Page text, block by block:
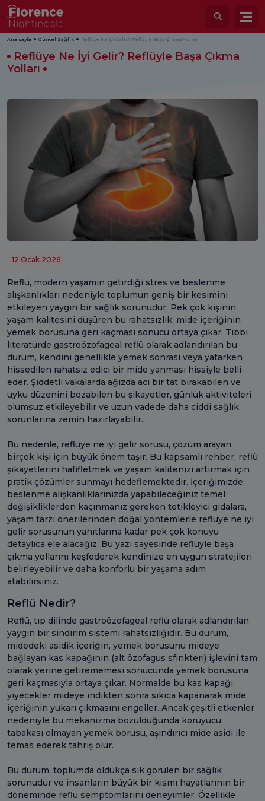
Ana sayfa Güncel Sağlık Reflüye Ne İyi Gelir? Reflüyle Başa Çıkma Yolları
Reflüye Ne İyi Gelir? Reflüyle Başa Çıkma
Yolları
12 Ocak 2026
Reflü, modern yaşamın getirdiği stres ve beslenme
alışkanlıkları nedeniyle toplumun geniş bir kesimini
etkileyen yaygın bir sağlık sorunudur. Pek çok kişinin
yaşam kalitesini düşüren bu rahatsızlık, mide içeriğinin
yemek borusuna geri kaçması sonucu ortaya çıkar. Tıbbi
literatürde gastroözofageal reflü olarak adlandırılan bu
durum, kendini genellikle yemek sonrası veya yatarken
hissedilen rahatsız edici bir mide yanması hissiyle belli
eder. Şiddetli vakalarda ağızda acı bir tat bırakabilen ve
uyku düzenini bozabilen bu şikayetler, günlük aktiviteleri
olumsuz etkileyebilir ve uzun vadede daha ciddi sağlık
sorunlarına zemin hazırlayabilir.
Bu nedenle, reflüye ne iyi gelir sorusu, çözüm arayan
birçok kişi için büyük önem taşır. Bu kapsamlı rehber, reflü
şikayetlerini hafifletmek ve yaşam kalitenizi artırmak için
pratik çözümler sunmayı hedeflemektedir. İçeriğimizde
beslenme alışkanlıklarınızda yapabileceğiniz temel
değişikliklerden kaçınmanız gereken tetikleyici gıdalara,
yaşam tarzı önerilerinden doğal yöntemlerle reflüye ne iyi
gelir sorusunun yanıtlarına kadar pek çok konuyu
detaylıca ele alacağız. Bu yazı sayesinde reflüyle başa
çıkma yollarını keşfederek kendinize en uygun stratejileri
belirleyebilir ve daha konforlu bir yaşama adım
atabilirsiniz.
Reflü Nedir?
Reflü, tıp dilinde gastroözofageal reflü olarak adlandırılan
yaygın bir sindirim sistemi rahatsızlığıdır. Bu durum,
midedeki asidik içeriğin, yemek borusunu mideye
bağlayan kas kapağının (alt özofagus sfinkteri) işlevini tam
olarak yerine getirememesi sonucunda yemek borusuna
geri kaçmasıyla ortaya çıkar. Normalde bu kas kapağı,
yiyecekler mideye indikten sonra sıkıca kapanarak mide
içeriğinin yukarı çıkmasını engeller. Ancak çeşitli etkenler
nedeniyle bu mekanizma bozulduğunda koruyucu
tabakası olmayan yemek borusu, aşındırıcı mide asidi ile
temas ederek tahriş olur.
Bu durum, toplumda oldukça sık görülen bir sağlık
sorunudur ve insanların büyük bir kısmı hayatlarının bir
döneminde reflü semptomlarını deneyimler. Özellikle